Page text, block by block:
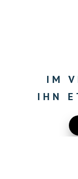
IM
IHN